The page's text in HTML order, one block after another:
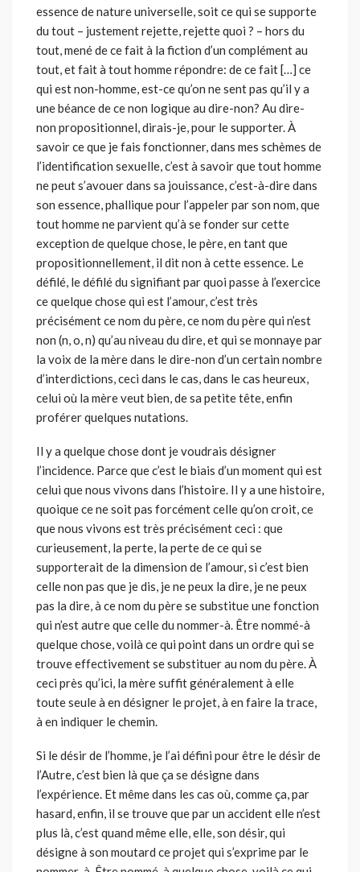
essence de nature universelle, soit ce qui se supporte
du tout – juste­ment rejette, rejette quoi ? – hors du
tout, mené de ce fait à la fiction d’un complément au
tout, et fait à tout homme répondre: de ce fait […] ce
qui est non-homme, est-ce qu’on ne sent pas qu’il y a
une béance de ce non logique au dire-non? Au dire-
non propositionnel, dirais-je, pour le supporter. À
savoir ce que je fais fonctionner, dans mes schèmes de
l’identification sexuelle, c’est à savoir que tout homme
ne peut s’avouer dans sa jouissance, c’est-à-dire dans
son essence, phallique pour l’appe­ler par son nom, que
tout homme ne parvient qu’à se fonder sur cette
exception de quelque chose, le père, en tant que
propositionnellement, il dit non à cette essence. Le
défilé, le défilé du signifiant par quoi passe à l’exercice
ce quelque chose qui est l’amour, c’est très
précisément ce nom du père, ce nom du père qui n’est
non (n, o, n) qu’au niveau du dire, et qui se monnaye par
la voix de la mère dans le dire-non d’un certain nombre
d’interdictions, ceci dans le cas, dans le cas heureux,
celui où la mère veut bien, de sa petite tête, enfin
proférer quelques nutations.
Il y a quelque chose dont je voudrais désigner
l’incidence. Parce que c’est le biais d’un moment qui est
celui que nous vivons dans l’histoire. Il y a une histoire,
quoique ce ne soit pas forcément celle qu’on croit, ce
que nous vivons est très précisément ceci : que
curieusement, la perte, la perte de ce qui se
supporterait de la dimension de l’amour, si c’est bien
celle non pas que je dis, je ne peux la dire, je ne peux
pas la dire, à ce nom du père se substitue une fonction
qui n’est autre que celle du nommer-à. Être nommé-à
quelque chose, voilà ce qui point dans un ordre qui se
trouve effectivement se substituer au nom du père. À
ceci près qu’ici, la mère suffit généralement à elle
toute seule à en désigner le projet, à en faire la trace,
à en indiquer le chemin.
Si le désir de l’homme, je l’ai défini pour être le désir de
l’Autre, c’est bien là que ça se désigne dans
l’expérience. Et même dans les cas où, comme ça, par
hasard, enfin, il se trouve que par un accident elle n’est
plus là, c’est quand même elle, elle, son désir, qui
désigne à son moutard ce projet qui s’exprime par le